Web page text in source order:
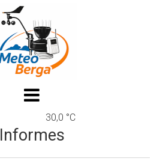
30,0 °C
Informes